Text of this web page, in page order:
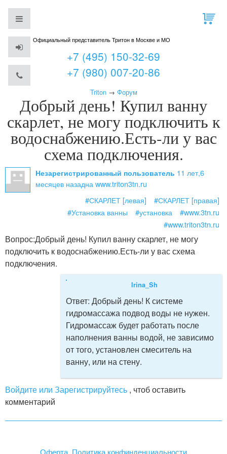
Официальный представитель Тритон в Москве и МО
+7 (495) 150-32-69
+7 (980) 007-20-86
Triton→ Форум
Добрый день! Купил ванну
скарлет, не могу подключить к
водоснабжению.Есть-ли у вас
схема подключения.
Незарегистрированный пользователь 11 лет,6
месяцев назадна www.triton3tn.ru
#СКАРЛЕТ [левая]
#СКАРЛЕТ [правая]
#Установка ванны
#установка
#www.3tn.ru
#www.triton3tn.ru
Вопрос:Добрый день! Купил ванну скарлет, не могу
подключить к водоснабжению.Есть-ли у вас схема
подключения.
Irina_Sh
Ответ: Добрый день! К системе
гидромассажа подвод воды не нужен.
Гидромассаж будет работать после
наполнения ванны водой, не зависимо
от того, установлен смеситель на
ванну, или на стену.
Войдите или Зарегистрируйтесь , чтоб оставить
комментарий
Оферта. Политика конфинденциальности